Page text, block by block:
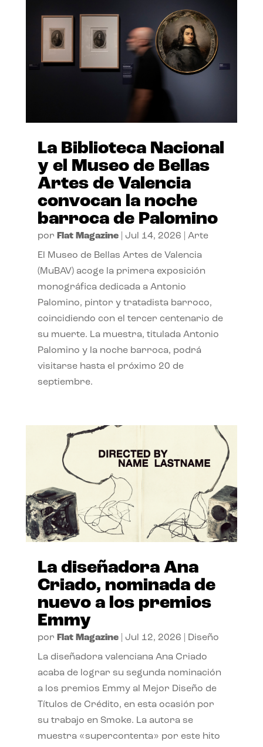
La Biblioteca Nacional
y el Museo de Bellas
Artes de Valencia
convocan la noche
barroca de Palomino
por Flat Magazine| Jul 14, 2026 Arte
El Museo de Bellas Artes de Valencia
(MuBAV) acoge la primera exposición
monográfica dedicada a Antonio
Palomino, pintor y tratadista barroco,
coincidiendo con el tercer centenario de
su muerte. La muestra, titulada Antonio
Palomino y la noche barroca, podrá
visitarse hasta el próximo 20 de
septiembre.
La diseñadora Ana
Criado, nominada de
nuevo a los premios
Emmy
por Flat Magazine| Jul 12, 2026 Diseño
La diseñadora valenciana Ana Criado
acaba de lograr su segunda nominación
a los premios Emmy al Mejor Diseño de
Títulos de Crédito, en esta ocasión por
su trabajo en Smoke. La autora se
muestra «supercontenta» por este hito